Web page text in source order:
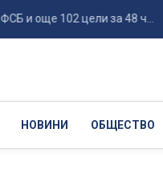
102 цели за 48 ч...
НОВИНИ ОБЩЕСТВО